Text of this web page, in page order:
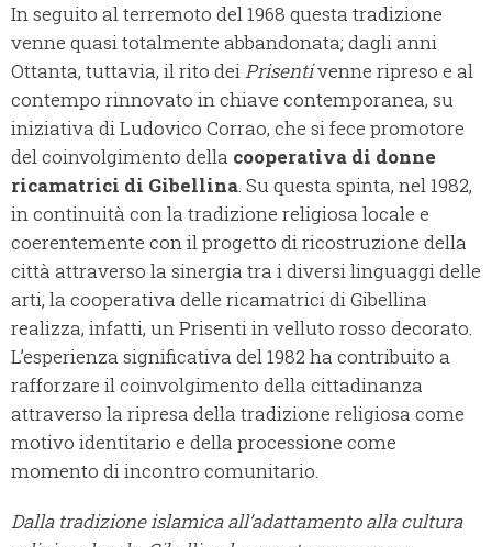
In seguito al terremoto del 1968 questa tradizione
venne quasi totalmente abbandonata; dagli anni
Ottanta, tuttavia, il rito deiPrisentivenne ripreso e al
contempo rinnovato in chiave contemporanea, su
iniziativa di Ludovico Corrao, che si fece promotore
del coinvolgimento della cooperativa di donne
ricamatrici di Gibellina. Su questa spinta, nel 1982,
in continuità con la tradizione religiosa locale e
coerentemente con il progetto di ricostruzione della
città attraverso la sinergia tra i diversi linguaggi delle
arti, la cooperativa delle ricamatrici di Gibellina
realizza, infatti, un Prisenti in velluto rosso decorato.
L’esperienza significativa del 1982 ha contribuito a
rafforzare il coinvolgimento della cittadinanza
attraverso la ripresa della tradizione religiosa come
motivo identitario e della processione come
momento di incontro comunitario.
Dalla tradizione islamica all’adattamento alla cultura